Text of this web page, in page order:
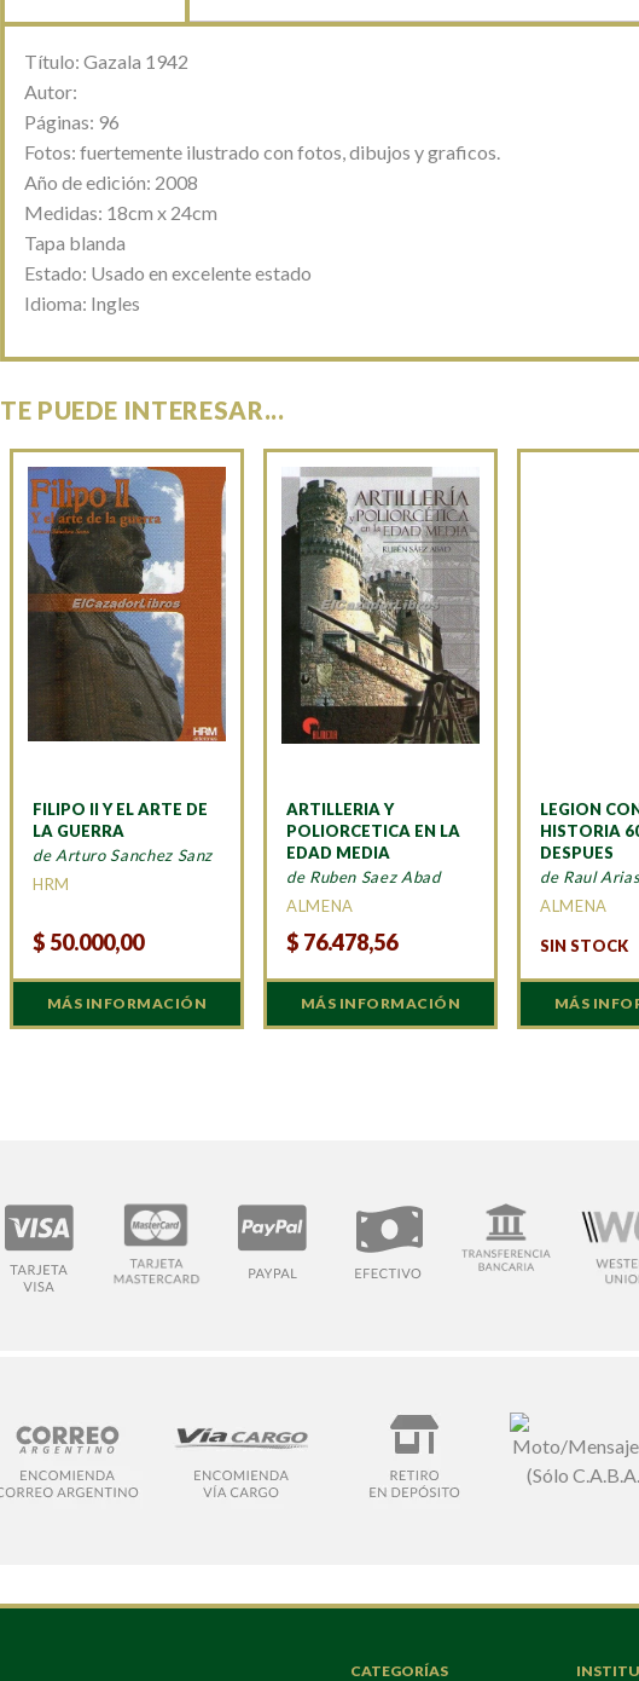
Título: Gazala 1942
Autor:
Páginas: 96
Fotos: fuertemente ilustrado con fotos, dibujos y graficos.
Año de edición: 2008
Medidas: 18cm x 24cm
Tapa blanda
Estado: Usado en excelente estado
Idioma: Ingles
TE PUEDE INTERESAR...
FILIPO II Y EL ARTE DE
LA GUERRA
de Arturo Sanchez Sanz
HRM
$ 50.000,00
MÁS INFORMACIÓN
ARTILLERIA Y
POLIORCETICA EN LA
EDAD MEDIA
de Ruben Saez Abad
ALMENA
$ 76.478,56
MÁS INFORMACIÓN
LEGION
HISTORIA
DESPUES
de Raul
ALMENA
SIN STOCK
MÁS
CATEGORÍAS